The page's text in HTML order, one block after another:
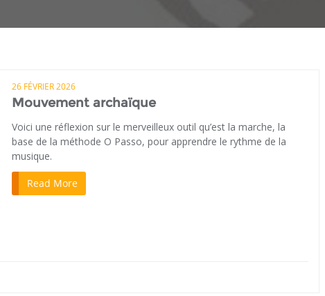
26 FÉVRIER 2026
Mouvement archaïque
Voici une réflexion sur le merveilleux outil qu’est la marche, la
base de la méthode O Passo, pour apprendre le rythme de la
musique.
Read More